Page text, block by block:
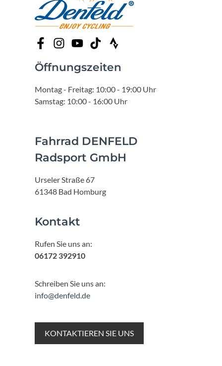
Öffnungszeiten
Montag - Freitag: 10:00 - 19:00 Uhr
Samstag: 10:00 - 16:00 Uhr
Fahrrad DENFELD
Radsport GmbH
Urseler Straße 67
61348 Bad Homburg
Kontakt
Rufen Sie uns an:
06172 392910
Schreiben Sie uns an:
info@denfeld.de
KONTAKTIEREN SIE UNS